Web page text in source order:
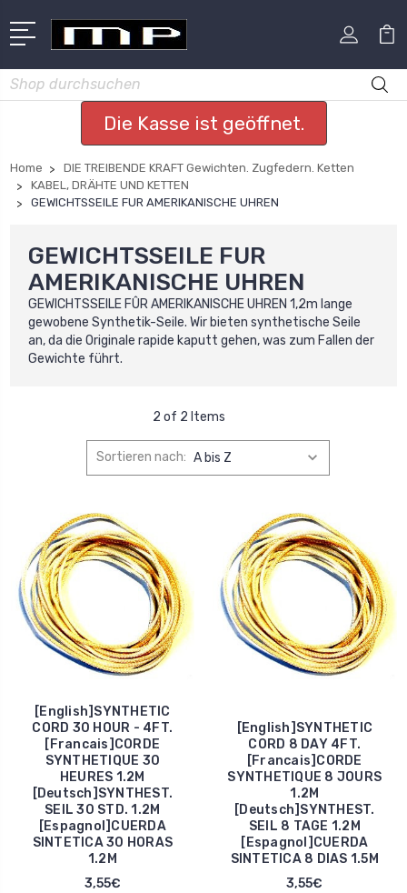
Suchen
Die Kasse ist geöffnet.
Home
DIE TREIBENDE KRAFT Gewichten. Zugfedern. Ketten
KABEL, DRÄHTE UND KETTEN
GEWICHTSSEILE FUR AMERIKANISCHE UHREN
GEWICHTSSEILE FUR
AMERIKANISCHE UHREN
GEWICHTSSEILE FÛR AMERIKANISCHE UHREN 1,2m lange
gewobene Synthetik-Seile. Wir bieten synthetische Seile
an, da die Originale rapide kaputt gehen, was zum Fallen der
Gewichte führt.
2 of 2 Items
Sortieren nach:
[English]SYNTHETIC
CORD 30 HOUR - 4FT.
[Francais]CORDE
SYNTHETIQUE 30
HEURES 1.2M
[Deutsch]SYNTHEST.
SEIL 30 STD. 1.2M
[Espagnol]CUERDA
SINTETICA 30 HORAS
1.2M
3,55€
[English]SYNTHETIC
CORD 8 DAY 4FT.
[Francais]CORDE
SYNTHETIQUE 8 JOURS
1.2M
[Deutsch]SYNTHEST.
SEIL 8 TAGE 1.2M
[Espagnol]CUERDA
SINTETICA 8 DIAS 1.5M
3,55€